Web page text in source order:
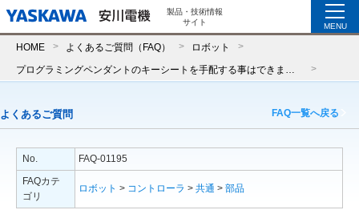
製品・技術情報
サイト
MENU
HOME よくあるご質問（FAQ） ロボット
よくあるご質問 FAQ一覧へ戻る
No.
FAQ-01195
FAQカテ
ゴリ
ロボット > コントローラ > 共通 > 部品